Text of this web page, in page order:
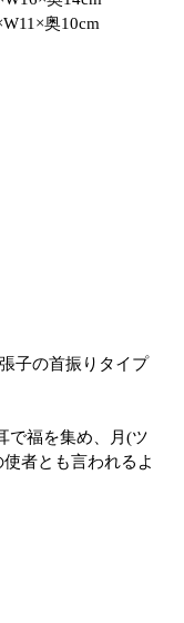
奥10cm
子の首振りタイプ
で福を集め、月(ツ
者とも言われるよ